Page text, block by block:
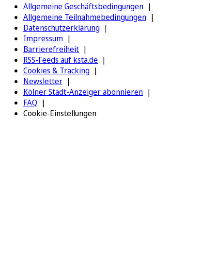
Allgemeine Geschäftsbedingungen
Allgemeine Teilnahmebedingungen
Datenschutzerklärung
Impressum
Barrierefreiheit
RSS-Feeds auf ksta.de
Cookies & Tracking
Newsletter
Kölner Stadt-Anzeiger abonnieren
FAQ
Cookie-Einstellungen